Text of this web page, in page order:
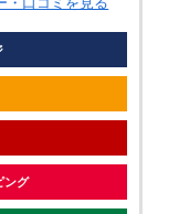
ング